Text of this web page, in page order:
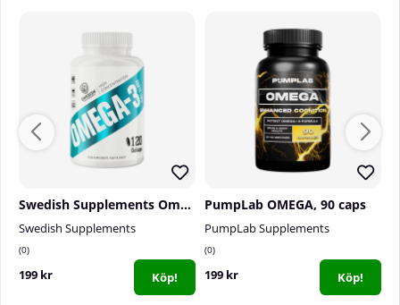
Swedish Supplements Omega-3 Forte 70%, 120 caps
Swedish Supplements
0
199 kr Köp!
PumpLab OMEGA, 90 caps
PumpLab Supplements
0
199 kr Köp!